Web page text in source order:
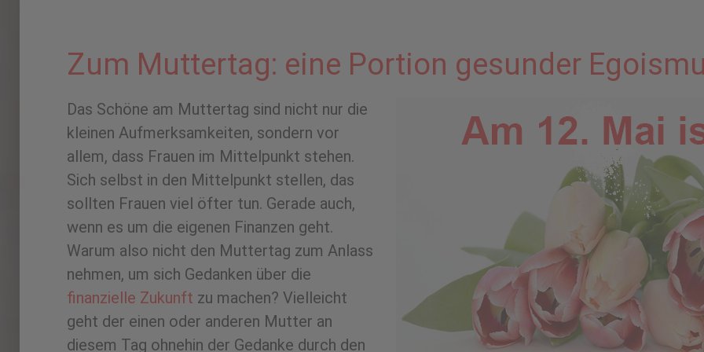
Zum Muttertag: eine Portion gesunder
Das Schöne am Muttertag sind nicht nur die
kleinen Aufmerksamkeiten, sondern vor
allem, dass Frauen im Mittelpunkt stehen.
Sich selbst in den Mittelpunkt stellen, das
sollten Frauen viel öfter tun. Gerade auch,
wenn es um die eigenen Finanzen geht.
Warum also nicht den Muttertag zum Anlass
nehmen, um sich Gedanken über die
finanzielle Zukunft zu machen? Vielleicht
geht der einen oder anderen Mutter an
diesem Tag ohnehin der Gedanke durch den